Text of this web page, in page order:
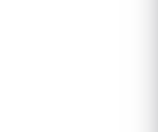
その他